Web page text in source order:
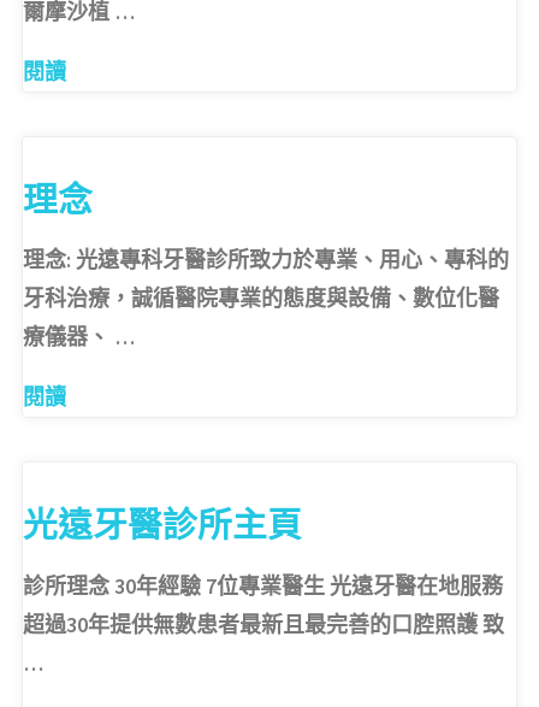
爾摩沙植 …
閱讀"醫
隊"
理念
理念: 光遠專科牙醫診所致力於專業、用心、專科的
牙科治療，誠循醫院專業的態度與設備、數位化醫
療儀器、 …
閱讀"理
光遠牙醫診所主頁
診所理念 30年經驗 7位專業醫生 光遠牙醫在地服務
超過30年提供無數患者最新且最完善的口腔照護 致
…